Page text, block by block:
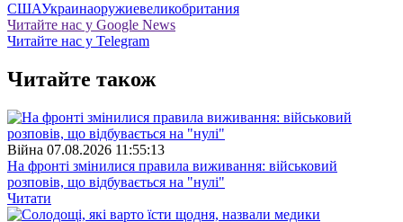
СШАУкраинаоружиевеликобритания
Читайте нас у Google News
Читайте нас у Telegram
Читайте також
Війна 07.08.2026 11:55:13
На фронті змінилися правила виживання: військовий
розповів, що відбувається на "нулі"
Читати